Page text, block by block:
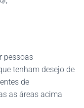
pessoas
tenham desejo de
de
as áreas acima